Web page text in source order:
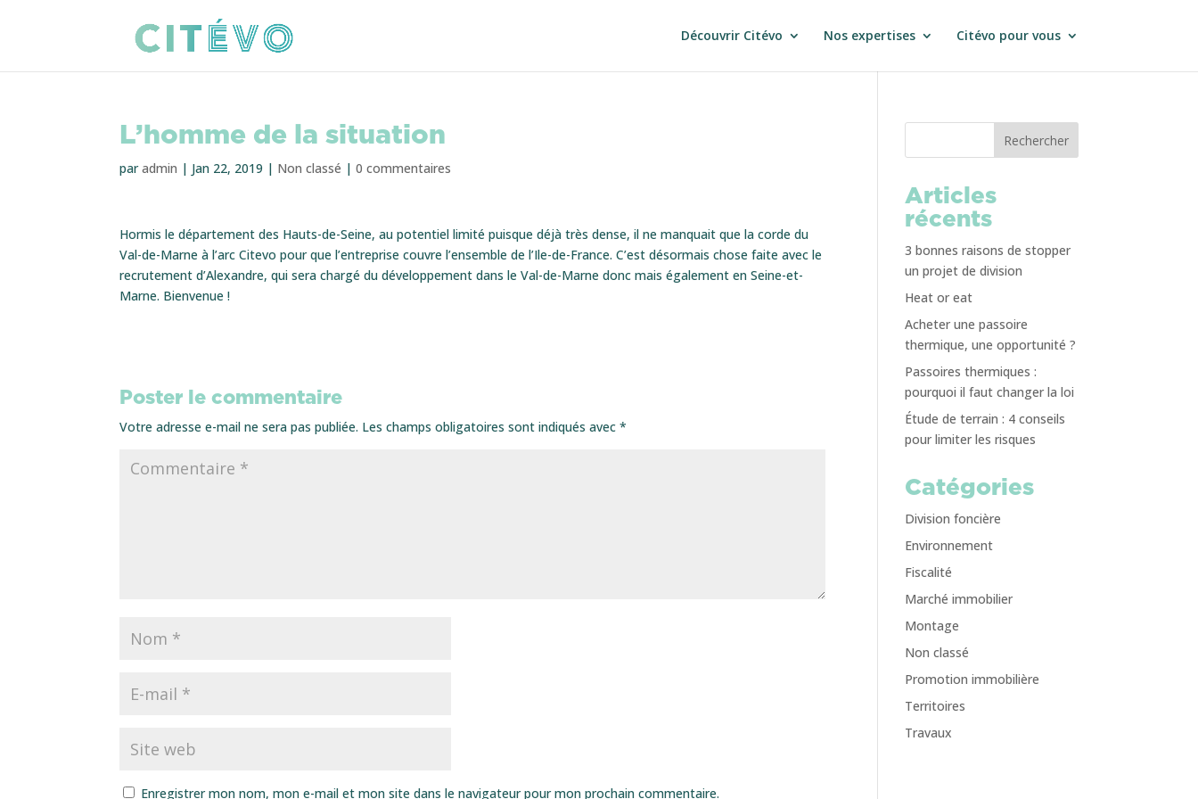
Découvrir Citévo Nos expertises Citévo pour vous
L’homme de la situation
paradmin | Jan 22, 2019 | Non classé |0 commentaires
Hormis le département des Hauts-de-Seine, au potentiel limité puisque déjà très dense, il ne manquait que la corde du
Val-de-Marne à l’arc Citevo pour que l’entreprise couvre l’ensemble de l’Ile-de-France. C’est désormais chose faite avec le
recrutement d’Alexandre, qui sera chargé du développement dans le Val-de-Marne donc mais également en Seine-et-
Marne. Bienvenue !
Poster le commentaire
Votre adresse e-mail ne sera pas publiée. Les champs obligatoires sont indiqués avec*
Enregistrer mon nom, mon e-mail et mon site dans le navigateur pour mon prochain commentaire.
Rechercher
Articles
récents
3 bonnes raisons de stopper
un projet de division
Heat or eat
Acheter une passoire
thermique, une opportunité ?
Passoires thermiques :
pourquoi il faut changer la loi
Étude de terrain : 4 conseils
pour limiter les risques
Catégories
Division foncière
Environnement
Fiscalité
Marché immobilier
Montage
Non classé
Promotion immobilière
Territoires
Travaux